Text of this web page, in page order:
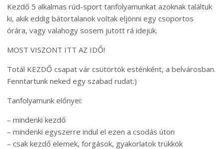
Kezdő 5 alkalmas rúd-sport tanfolyamunkat azoknak találtuk
ki, akik eddig bátortalanok voltak eljönni egy csoportos
órára, vagy valahogy sosem jutott rá idejük.
MOST VISZONT ITT AZ IDŐ!
Totál KEZDŐ csapat vár csütörtök esténként, a belvárosban.
Fenntartunk neked egy szabad rudat:)
Tanfolyamunk előnyei:
– mindenki kezdő
– mindenki egyszerre indul el ezen a csodás úton
– csak kezdő elemek, forgások, gyakorlatok trükkök